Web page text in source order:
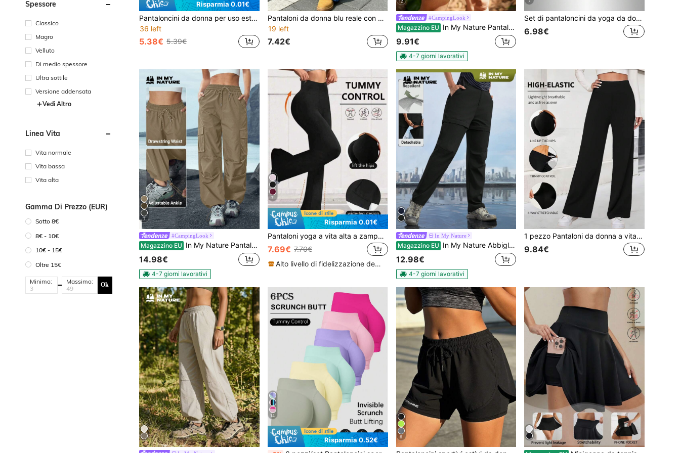
Spessore
Classico
Magro
Velluto
Di medio spessore
Ultra sottile
Versione addensata
Vedi Altro
Linea Vita
Vita normale
Vita bassa
Vita alta
Gamma Di Prezzo (EUR)
Sotto 8€
8€ - 10€
10€ - 15€
Oltre 15€
Minimo: Massimo: Ok
Risparmia 0.01€
Pantaloncini da donna per uso esterno 2 in 1 con fodera di colore unito, pantaloni attivi elastici adatti per corsa, sport, yoga, fitness in estate colore nero
36 left
5.38€ 5.39€
Pantaloni da donna blu reale con coulisse, vita elastica, gamba ampia e morbida, stile casual sportivo streetwear, pantaloni sportivi
19 left
7.42€
#CampingLook
Magazzino EU In My Nature Pantaloncini casual larghi da donna in vita alta con tasche, adatti per uso all'aperto
9.91€
4-7 giorni lavorativi
Set di pantaloncini da yoga da donna, realizzati in tessuto traspirante con tasche in rete, ideali per il tennis casual estivo, il fitness e la corsa all'aperto - progettati appositamente per le donne - si adatta perfettamente a uno stile di vita attivo. Sport
6.98€
7
#CampingLook
Magazzino EU In My Nature Pantaloni cargo da donna per esterni con cordoncino, minimalisti e alla moda, adatti per l'abbigliamento da hiking estivo delle donne
14.98€
4-7 giorni lavorativi
7
Risparmia 0.01€
Pantaloni yoga a vita alta a zampa d'elefante, pantaloni yoga a gamba ampia, leggings sportivi casual e morbidi per il fitness
7.69€ 7.70€
Alto livello di fidelizzazione dei clienti
In My Nature
Magazzino EU In My Nature Abbigliamento Outdoor Per Donne: Pantaloni Lunghi Due in Uno Staccabili per Campeggio, Escursioni e Spostamenti Quotidiani
12.98€
4-7 giorni lavorativi
1 pezzo Pantaloni da donna a vita alta con gamba dritta, Pantaloni a gamba larga aderenti, Pantaloni lunghi snellenti ad alta elasticità, Pantaloni sportivi a gamba larga leggeri estivi, Pantaloni lunghi da yoga sportivi, Pantaloni da yoga comodi con sensazione di nudo
9.84€
14
Risparmia 0.52€ 6